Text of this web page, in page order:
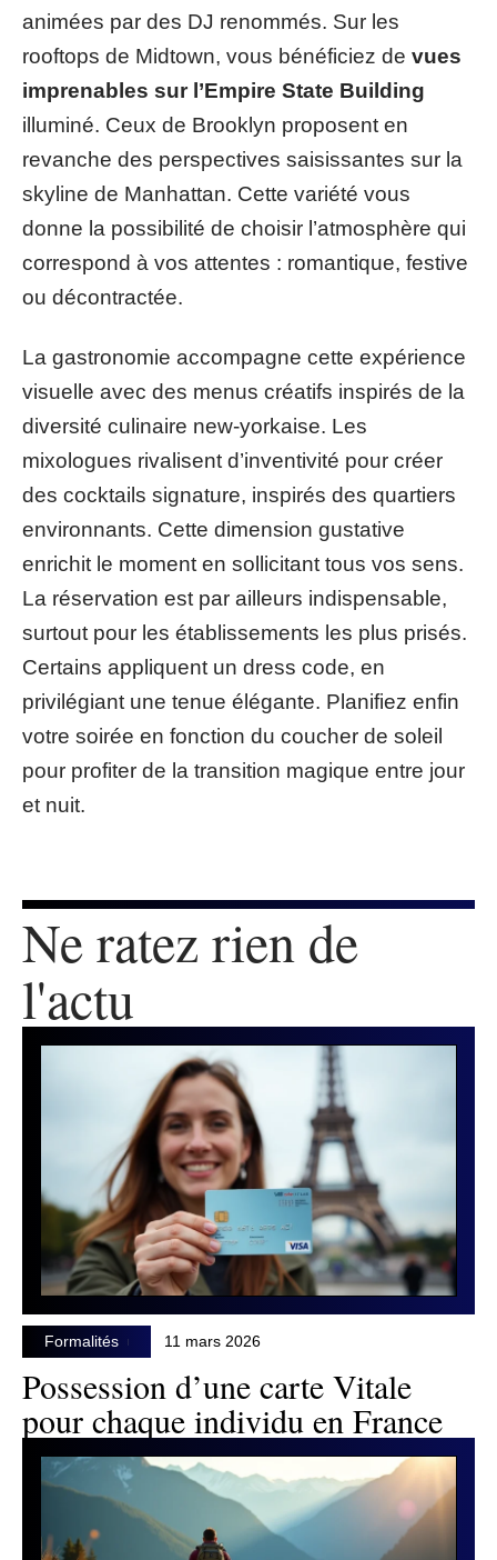
animées par des DJ renommés. Sur les
rooftops de Midtown, vous bénéficiez de vues
imprenables sur l’Empire State Building
illuminé. Ceux de Brooklyn proposent en
revanche des perspectives saisissantes sur la
skyline de Manhattan. Cette variété vous
donne la possibilité de choisir l’atmosphère qui
correspond à vos attentes : romantique, festive
ou décontractée.
La gastronomie accompagne cette expérience
visuelle avec des menus créatifs inspirés de la
diversité culinaire new-yorkaise. Les
mixologues rivalisent d’inventivité pour créer
des cocktails signature, inspirés des quartiers
environnants. Cette dimension gustative
enrichit le moment en sollicitant tous vos sens.
La réservation est par ailleurs indispensable,
surtout pour les établissements les plus prisés.
Certains appliquent un dress code, en
privilégiant une tenue élégante. Planifiez enfin
votre soirée en fonction du coucher de soleil
pour profiter de la transition magique entre jour
et nuit.
Ne ratez rien de
l'actu
Formalités 11 mars 2026
Possession d’une carte Vitale
pour chaque individu en France